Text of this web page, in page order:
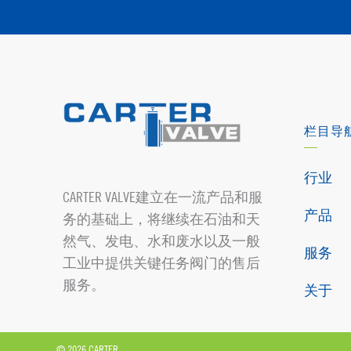
CARTER VALVE建立在一流产品和服
务的基础上，将继续在石油和天
然气、发电、水和废水以及一般
工业中提供关键任务阀门的售后
服务。
栏目导
行业
产品
服务
关于